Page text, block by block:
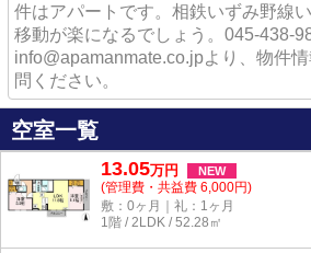
件はアパートです。相鉄いずみ野線
移動が楽になるでしょう。045-438-
info@apamanmate.co.jpより、物件
問ください。
空室一覧
13.05万円 NEW
(管理費・共益費 6,000円)
敷：0ヶ月｜礼：1ヶ月
1階 / 2LDK / 52.28㎡